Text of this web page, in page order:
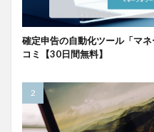
確定申告の自動化ツール「マ
コミ【30日間無料】